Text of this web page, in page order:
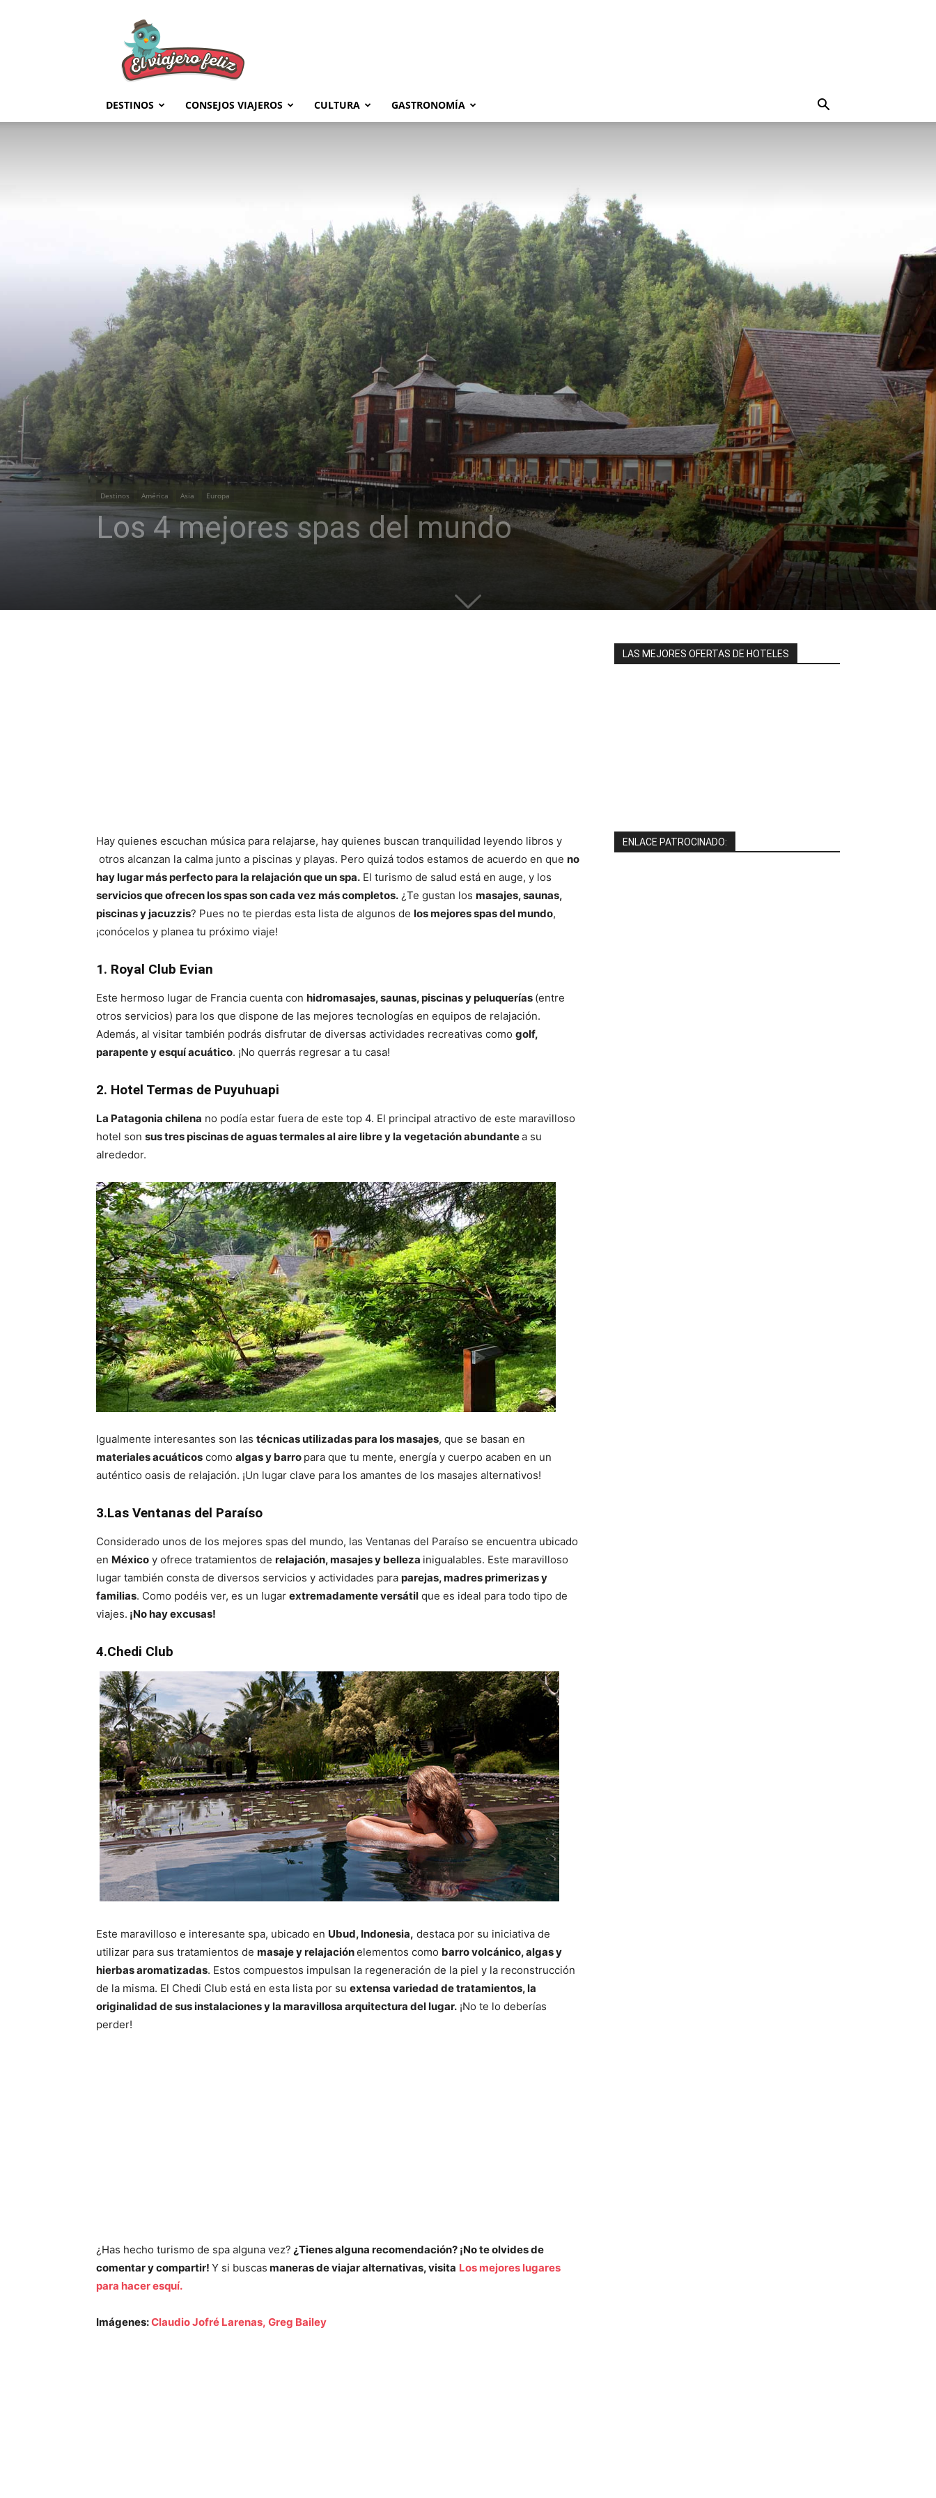
Feliz
DESTINOS CONSEJOS VIAJEROS CULTURA GASTRONOMÍA
Destinos América Asia Europa
Los 4 mejores spas del mundo
Hay quienes escuchan música para relajarse, hay quienes buscan tranquilidad leyendo libros y
otros alcanzan la calma junto a piscinas y playas. Pero quizá todos estamos de acuerdo en que no
hay lugar más perfecto para la relajación que un spa. El turismo de salud está en auge, y los
servicios que ofrecen los spas son cada vez más completos. ¿Te gustan los masajes, saunas,
piscinas y jacuzzis? Pues no te pierdas esta lista de algunos de los mejores spas del mundo,
¡conócelos y planea tu próximo viaje!
1. Royal Club Evian
Este hermoso lugar de Francia cuenta con hidromasajes, saunas, piscinas y peluquerías (entre
otros servicios) para los que dispone de las mejores tecnologías en equipos de relajación.
Además, al visitar también podrás disfrutar de diversas actividades recreativas como golf,
parapente y esquí acuático. ¡No querrás regresar a tu casa!
2. Hotel Termas de Puyuhuapi
La Patagonia chilena no podía estar fuera de este top 4. El principal atractivo de este maravilloso
hotel son sus tres piscinas de aguas termales al aire libre y la vegetación abundantea su
alrededor.
Igualmente interesantes son las técnicas utilizadas para los masajes, que se basan en
materiales acuáticos como algas y barro para que tu mente, energía y cuerpo acaben en un
auténtico oasis de relajación. ¡Un lugar clave para los amantes de los masajes alternativos!
3.Las Ventanas del Paraíso
Considerado unos de los mejores spas del mundo, las Ventanas del Paraíso se encuentra ubicado
en México y ofrece tratamientos de relajación, masajes y belleza inigualables. Este maravilloso
lugar también consta de diversos servicios y actividades para parejas, madres primerizas y
familias. Como podéis ver, es un lugar extremadamente versátil que es ideal para todo tipo de
viajes. ¡No hay excusas!
4.Chedi Club
Este maravilloso e interesante spa, ubicado en Ubud, Indonesia, destaca por su iniciativa de
utilizar para sus tratamientos de masaje y relajaciónelementos como barro volcánico, algas y
hierbas aromatizadas. Estos compuestos impulsan la regeneración de la piel y la reconstrucción
de la misma. El Chedi Club está en esta lista por su extensa variedad de tratamientos, la
originalidad de sus instalaciones y la maravillosa arquitectura del lugar. ¡No te lo deberías
perder!
¿Has hecho turismo de spa alguna vez? ¿Tienes alguna recomendación? ¡No te olvides de
comentar y compartir! Y si buscas maneras de viajar alternativas, visita Los mejores lugares
para hacer esquí.
Imágenes:Claudio Jofré Larenas, Greg Bailey
LAS MEJORES OFERTAS DE HOTELES
ENLACE PATROCINADO: